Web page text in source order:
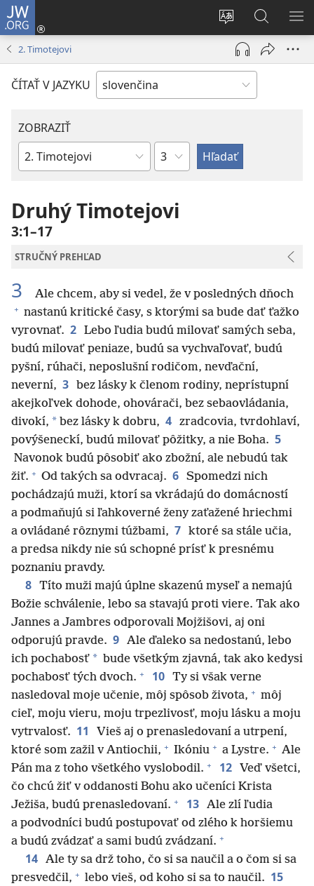
JW.ORG
Zmeniť
jazyk
stránky
Prihlásiť
sa
(otvorí
okno)
na
JW.ORG
2. Timotejovi
ČÍTAŤ V JAZYKU
ZOBRAZIŤ
Biblická
Kapitola
Druhý Timotejovi
3:1–17
STRUČNÝ PREHĽAD
3 Ale chcem, aby si vedel, že v posledných dňoch
+ nastanú kritické časy, s ktorými sa bude dať ťažko
vyrovnať. 2 Lebo ľudia budú milovať samých seba,
budú milovať peniaze, budú sa vychvaľovať, budú
pyšní, rúhači, neposlušní rodičom, nevďační,
neverní, 3
bez lásky k členom rodiny, neprístupní
akejkoľvek dohode, ohovárači, bez sebaovládania,
divokí, * bez lásky k dobru, 4 zradcovia, tvrdohlaví,
povýšeneckí, budú milovať pôžitky, a nie Boha. 5
Navonok budú pôsobiť ako zbožní, ale nebudú tak
žiť. + Od takých sa odvracaj. 6 Spomedzi nich
pochádzajú muži, ktorí sa vkrádajú do domácností
a podmaňujú si ľahkoverné ženy zaťažené hriechmi
a ovládané rôznymi túžbami, 7 ktoré sa stále učia,
a predsa nikdy nie sú schopné prísť k presnému
poznaniu pravdy.
8 Títo muži majú úplne skazenú myseľ a nemajú
Božie schválenie, lebo sa stavajú proti viere. Tak ako
Jannes a Jambres odporovali Mojžišovi, aj oni
odporujú pravde. 9 Ale ďaleko sa nedostanú, lebo
ich pochabosť * bude všetkým zjavná, tak ako kedysi
pochabosť tých dvoch. + 10 Ty si však verne
nasledoval moje učenie, môj spôsob života, + môj
cieľ, moju vieru, moju trpezlivosť, moju lásku a moju
vytrvalosť. 11
Vieš aj o prenasledovaní a utrpení,
ktoré som zažil v Antiochii, + Ikóniu + a Lystre. + Ale
Pán ma z toho všetkého vyslobodil. + 12
Veď všetci,
čo chcú žiť v oddanosti Bohu ako učeníci Krista
Ježiša, budú prenasledovaní. + 13 Ale zlí ľudia
a podvodníci budú postupovať od zlého k horšiemu
a budú zvádzať a sami budú zvádzaní. +
14 Ale ty sa drž toho, čo si sa naučil a o čom si sa
presvedčil, + lebo vieš, od koho si sa to naučil. 15